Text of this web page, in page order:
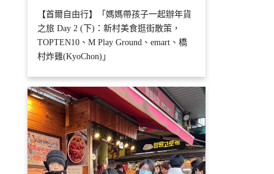
【首爾自由行】「媽媽帶孩子一起辦年貨
之旅 Day 2 (下)：新村美食逛街散策，
TOPTEN10、M Play Ground、emart、橋
村炸雞(KyoChon)」